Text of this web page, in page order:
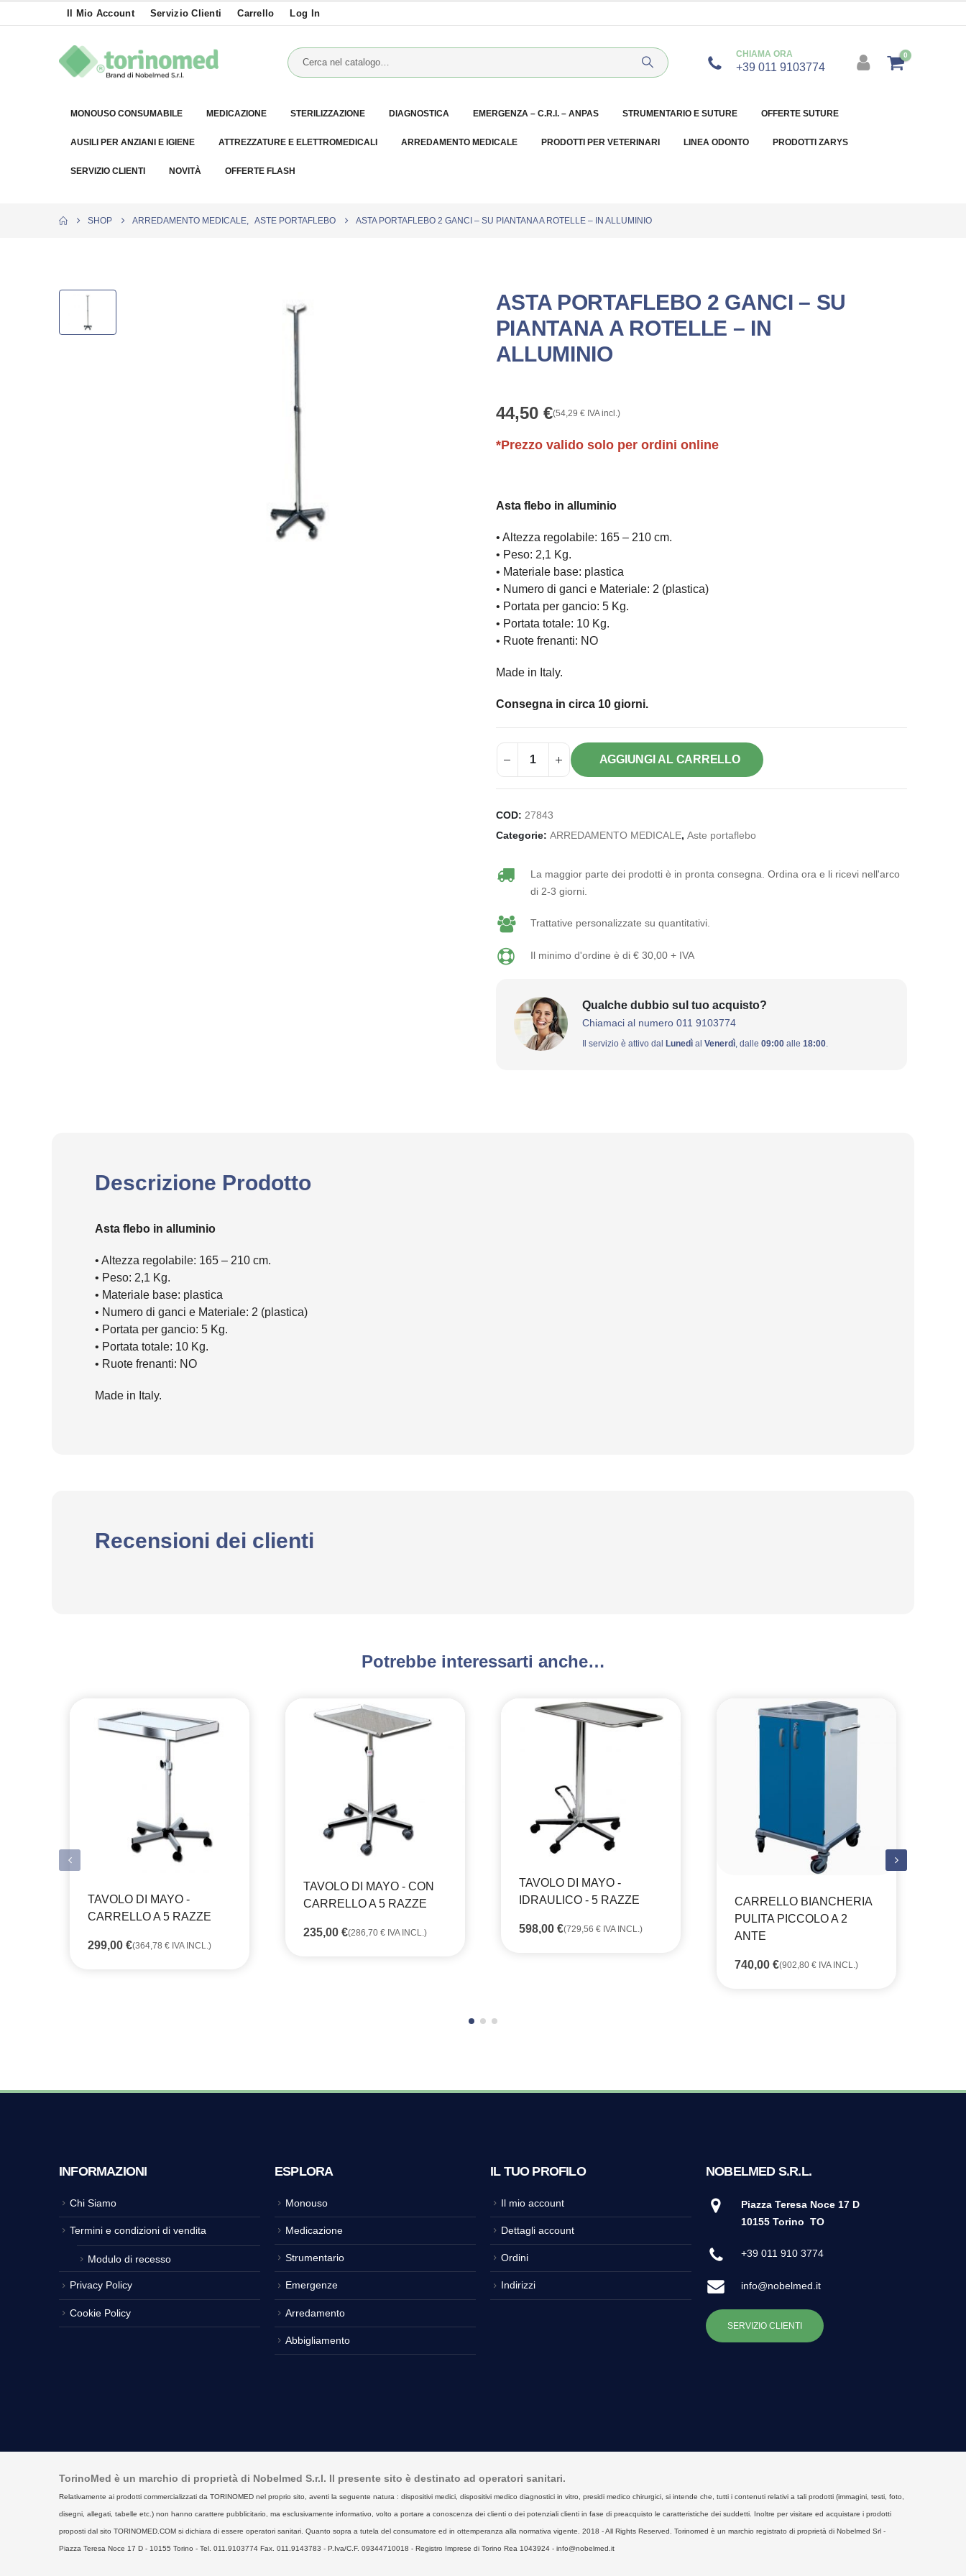
Il Mio Account Servizio Clienti Carrello Log In
CHIAMA ORA
+39 011 9103774
0
MONOUSO CONSUMABILE MEDICAZIONE STERILIZZAZIONE DIAGNOSTICA EMERGENZA – C.R.I. – ANPAS STRUMENTARIO E SUTURE OFFERTE SUTURE
AUSILI PER ANZIANI E IGIENE ATTREZZATURE E ELETTROMEDICALI ARREDAMENTO MEDICALE PRODOTTI PER VETERINARI LINEA ODONTO PRODOTTI ZARYS
SERVIZIO CLIENTI NOVITÀ OFFERTE FLASH
SHOP ARREDAMENTO MEDICALE ASTE PORTAFLEBO ASTA PORTAFLEBO 2 GANCI – SU PIANTANA A ROTELLE – IN ALLUMINIO
ASTA PORTAFLEBO 2 GANCI – SU
PIANTANA A ROTELLE – IN
ALLUMINIO
44,50 €(54,29 €IVA incl.)
*Prezzo valido solo per ordini online
Asta flebo in alluminio
• Altezza regolabile: 165 – 210 cm.
• Peso: 2,1 Kg.
• Materiale base: plastica
• Numero di ganci e Materiale: 2 (plastica)
• Portata per gancio: 5 Kg.
• Portata totale: 10 Kg.
• Ruote frenanti: NO
Made in Italy.
Consegna in circa 10 giorni.
AGGIUNGI AL CARRELLO
COD: 27843
Categorie: ARREDAMENTO MEDICALE, Aste portaflebo
La maggior parte dei prodotti è in pronta consegna. Ordina ora e li ricevi nell'arco
di 2-3 giorni.
Trattative personalizzate su quantitativi.
Il minimo d'ordine è di € 30,00 + IVA
Qualche dubbio sul tuo acquisto?
Chiamaci al numero 011 9103774
Il servizio è attivo dal Lunedìal Venerdì, dalle 09:00alle 18:00.
Descrizione Prodotto
Asta flebo in alluminio
• Altezza regolabile: 165 – 210 cm.
• Peso: 2,1 Kg.
• Materiale base: plastica
• Numero di ganci e Materiale: 2 (plastica)
• Portata per gancio: 5 Kg.
• Portata totale: 10 Kg.
• Ruote frenanti: NO
Made in Italy.
Recensioni dei clienti
Potrebbe interessarti anche…
TAVOLO DI MAYO -
CARRELLO A 5 RAZZE
299,00 €(364,78 € IVA INCL.)
TAVOLO DI MAYO - CON
CARRELLO A 5 RAZZE
235,00 €(286,70 € IVA INCL.)
TAVOLO DI MAYO -
IDRAULICO - 5 RAZZE
598,00 €(729,56 € IVA INCL.)
CARRELLO BIANCHERIA
PULITA PICCOLO A 2
ANTE
740,00 €(902,80 € IVA INCL.)
INFORMAZIONI
Chi Siamo
Termini e condizioni di vendita
Modulo di recesso
Privacy Policy
Cookie Policy
ESPLORA
Monouso
Medicazione
Strumentario
Emergenze
Arredamento
Abbigliamento
IL TUO PROFILO
Il mio account
Dettagli account
Ordini
Indirizzi
NOBELMED S.R.L.
Piazza Teresa Noce 17 D
10155 Torino TO
+39 011 910 3774
info@nobelmed.it
SERVIZIO CLIENTI
TorinoMed è un marchio di proprietà di Nobelmed S.r.l. Il presente sito è destinato ad operatori sanitari.
Relativamente ai prodotti commercializzati da TORINOMED nel proprio sito, aventi la seguente natura : dispositivi medici, dispositivi medico diagnostici in vitro, presidi medico chirurgici, si intende che, tutti i contenuti relativi a tali prodotti (immagini, testi, foto,
disegni, allegati, tabelle etc.) non hanno carattere pubblicitario, ma esclusivamente informativo, volto a portare a conoscenza dei clienti o dei potenziali clienti in fase di preacquisto le caratteristiche dei suddetti. Inoltre per visitare ed acquistare i prodotti
proposti dal sito TORINOMED.COM si dichiara di essere operatori sanitari. Quanto sopra a tutela del consumatore ed in ottemperanza alla normativa vigente. 2018 - All Rights Reserved. Torinomed è un marchio registrato di proprietà di Nobelmed Srl -
Piazza Teresa Noce 17 D - 10155 Torino - Tel. 011.9103774 Fax. 011.9143783 - P.Iva/C.F. 09344710018 - Registro Imprese di Torino Rea 1043924 - info@nobelmed.it